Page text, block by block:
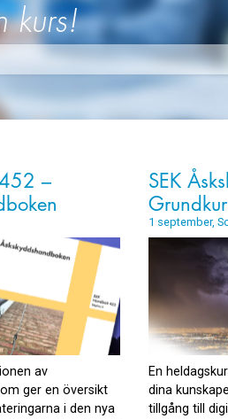
kurs!
–
av
ger en översikt
i den nya
SEK
1 september,
En
dina
tillgång till